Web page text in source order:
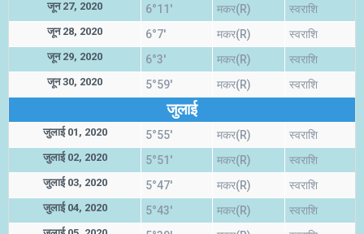
जून 27, 2020 6°11' मकर(R) स्वराशि
जून 28, 2020 6°7' मकर(R) स्वराशि
जून 29, 2020 6°3' मकर(R) स्वराशि
जून 30, 2020 5°59' मकर(R) स्वराशि
जुलाई
जुलाई 01, 2020 5°55' मकर(R) स्वराशि
जुलाई 02, 2020 5°51' मकर(R) स्वराशि
जुलाई 03, 2020 5°47' मकर(R) स्वराशि
जुलाई 04, 2020 5°43' मकर(R) स्वराशि